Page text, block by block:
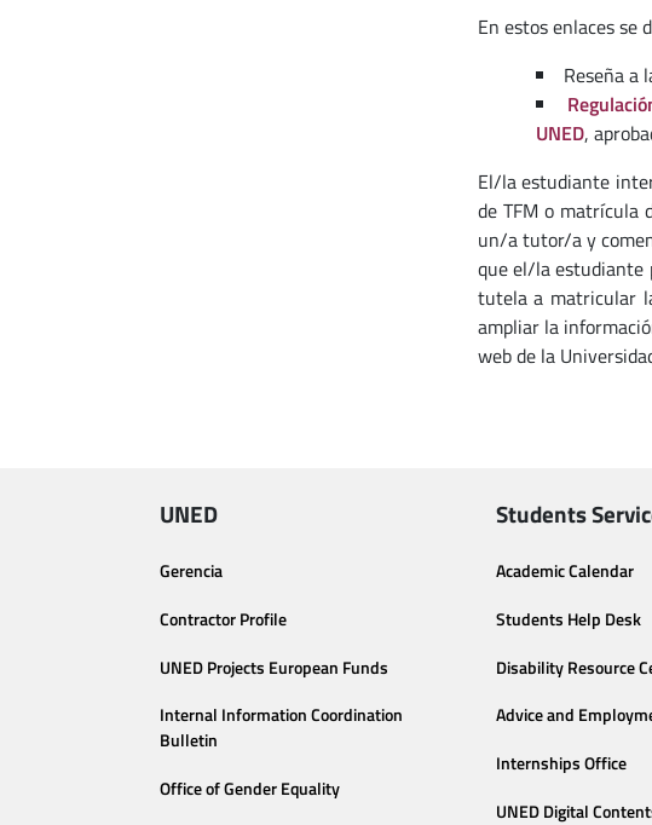
En estos enlaces se
Reseña a
UNED,
El/la estudiante
de TFM o matrícula
un/a tutor/a y
que el/la estudiante
tutela a matricular
ampliar la
web de la
UNED
Gerencia
Contractor Profile
UNED Projects European Funds
Internal Information Coordination
Bulletin
Office of Gender Equality
Students
Academic Calendar
Students Help Desk
Disability Resource
Advice and
Internships Office
UNED Digital